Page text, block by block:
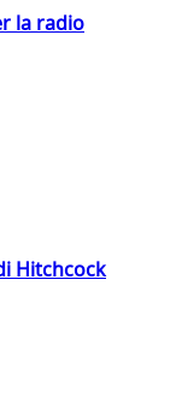
la radio
Hitchcock